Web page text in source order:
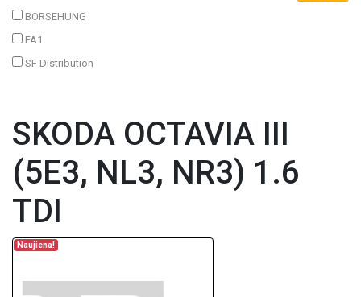
BORSEHUNG
FA1
SF Distribution
SKODA OCTAVIA III
(5E3, NL3, NR3) 1.6
TDI
Naujiena!